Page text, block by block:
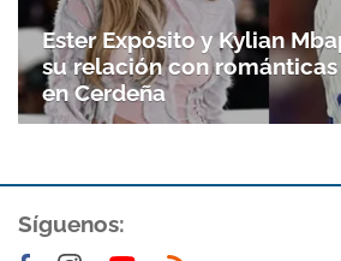
Ester Expósito y Kylian
su relación con
en Cerdeña
Síguenos: